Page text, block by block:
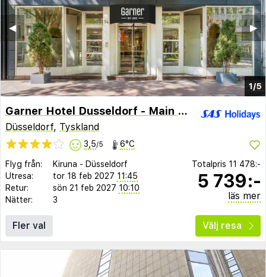
1/5
▶︎
◀︎
Garner Hotel Dusseldorf - Main Station by IHG
Düsseldorf, Tyskland
3,5/5 6°C
Flyg från: Kiruna - Düsseldorf
Utresa:
tor 18 feb 2027 11:45
Retur:
sön 21 feb 2027 10:10
Nätter:
3
Totalpris 11 478:-
5 739:-
läs mer
Fler val Välj resa